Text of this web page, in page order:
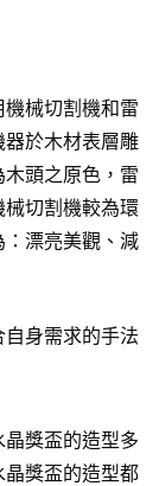
械切割機和雷
於木材表層雕
頭之原色，雷
切割機較為環
漂亮美觀、減
身需求的手法
獎盃的造型多
獎盃的造型都